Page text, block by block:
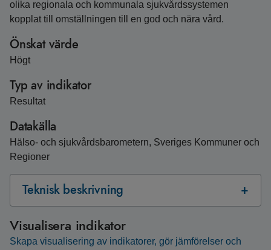
olika regionala och kommunala sjukvårdssystemen
kopplat till omställningen till en god och nära vård.
Önskat värde
Högt
Typ av indikator
Resultat
Datakälla
Hälso- och sjukvårdsbarometern, Sveriges Kommuner och
Regioner
Teknisk beskrivning
Visualisera indikator
Skapa visualisering av indikatorer, gör jämförelser och